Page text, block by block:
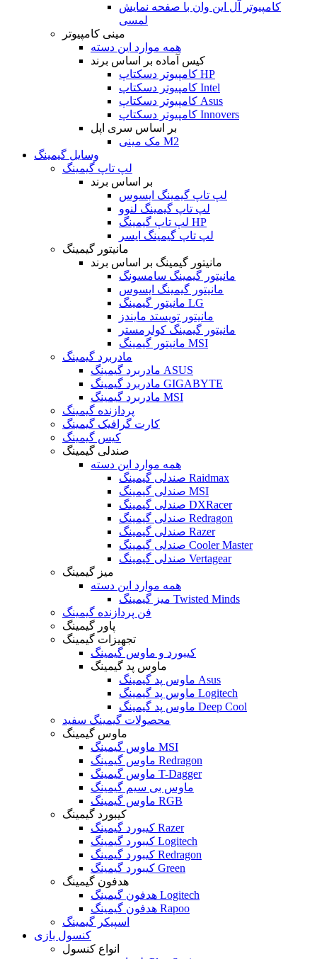
کامپیوتر آل این وان با صفحه نمایش
لمسی
مینی کامپیوتر
همه موارد این دسته
کیس آماده بر اساس برند
کامپیوتر دسکتاپ HP
کامپیوتر دسکتاپ Intel
کامپیوتر دسکتاپ Asus
کامپیوتر دسکتاپ Innovers
بر اساس سری اپل
مک مینی M2
وسایل گیمینگ
لپ تاپ گیمینگ
بر اساس برند
لپ تاپ گیمینگ ایسوس
لپ تاپ گیمینگ لنوو
لپ تاپ گیمینگ HP
لپ تاپ گیمینگ ایسر
مانیتور گیمینگ
مانیتور گیمینگ بر اساس برند
مانیتور گیمینگ سامسونگ
مانیتور گیمینگ ایسوس
مانیتور گیمینگ LG
مانیتور تویستد مایندز
مانیتور گیمینگ کولرمستر
مانیتور گیمینگ MSI
مادربرد گیمینگ
مادربرد گیمینگ ASUS
مادربرد گیمینگ GIGABYTE
مادربرد گیمینگ MSI
پردازنده گیمینگ
کارت گرافیک گیمینگ
کیس گیمینگ
صندلی گیمینگ
همه موارد این دسته
صندلی گیمینگ Raidmax
صندلی گیمینگ MSI
صندلی گیمینگ DXRacer
صندلی گیمینگ Redragon
صندلی گیمینگ Razer
صندلی گیمینگ Cooler Master
صندلی گیمینگ Vertagear
میز گیمینگ
همه موارد این دسته
میز گیمینگ Twisted Minds
فن پردازنده گیمینگ
پاور گیمینگ
تجهیزات گیمینگ
کیبورد و ماوس گیمینگ
ماوس پد گیمینگ
ماوس پد گیمینگ Asus
ماوس پد گیمینگ Logitech
ماوس پد گیمینگ Deep Cool
محصولات گیمینگ سفید
ماوس گیمینگ
ماوس گیمینگ MSI
ماوس گیمینگ Redragon
ماوس گیمینگ T-Dagger
ماوس بی سیم گیمینگ
ماوس گیمینگ RGB
کیبورد گیمینگ
کیبورد گیمینگ Razer
کیبورد گیمینگ Logitech
کیبورد گیمینگ Redragon
کیبورد گیمینگ Green
هدفون گیمینگ
هدفون گیمینگ Logitech
هدفون گیمینگ Rapoo
اسپیکر گیمینگ
کنسول بازی
انواع کنسول